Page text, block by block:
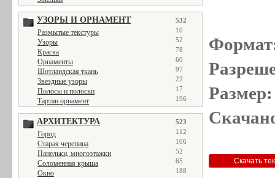
УЗОРЫ И ОРНАМЕНТ 532
Размытые текстуры 10
Узоры 52
Краска 78
Орнаменты 60
Шотландская ткань 97
Звездные узоры 22
Полосы и полоски 17
Тартан орнамент 196
АРХИТЕКТУРА 523
Город 112
Старая черепица 106
Панельки, многоэтажки 52
Соломенная крыша 65
Окно 188